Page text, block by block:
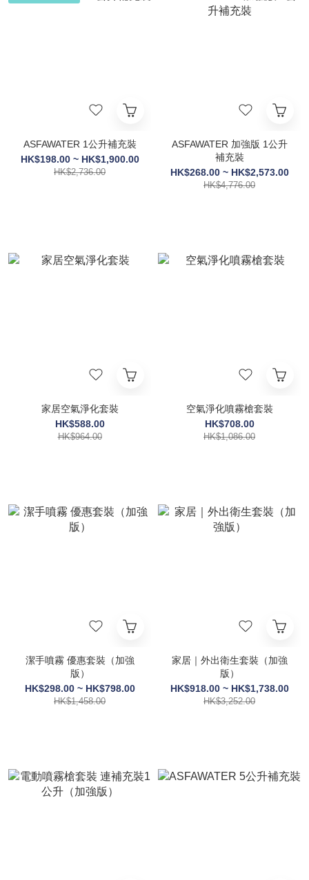
ASFAWATER 1公升補充裝
HK$198.00 ~ HK$1,900.00
HK$2,736.00
ASFAWATER 加強版 1公升
補充裝
HK$268.00 ~ HK$2,573.00
HK$4,776.00
家居空氣淨化套裝
HK$588.00
HK$964.00
空氣淨化噴霧槍套裝
HK$708.00
HK$1,086.00
潔手噴霧 優惠套裝（加強
版）
HK$298.00 ~ HK$798.00
HK$1,458.00
家居｜外出衛生套裝（加強
版）
HK$918.00 ~ HK$1,738.00
HK$3,252.00